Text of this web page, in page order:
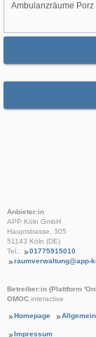
Ambulanzräume Porz
Anbieter:in
APP Köln GmbH
Hauptstrasse, 305
51143 Köln (DE)
Tel.:
01775915010
raumverwaltung@app-
Betreiber:in (Plattform
OMOC.interactive
Homepage
Impressum